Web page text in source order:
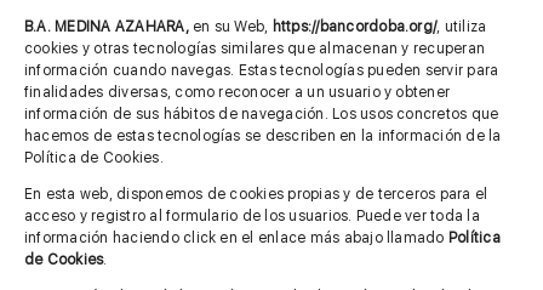
B.A. MEDINA AZAHARA, en su Web, https://bancordoba.org/, utiliza
cookies y otras tecnologías similares que almacenan y recuperan
información cuando navegas. Estas tecnologías pueden servir para
finalidades diversas, como reconocer a un usuario y obtener
información de sus hábitos de navegación. Los usos concretos que
hacemos de estas tecnologías se describen en la información de la
Política de Cookies.
En esta web, disponemos de cookies propias y de terceros para el
acceso y registro al formulario de los usuarios. Puede ver toda la
información haciendo click en el enlace más abajo llamado Política
de Cookies.
685 901 226
MÁS INFORMACIÓN
Aviso legal
Política de privacidad